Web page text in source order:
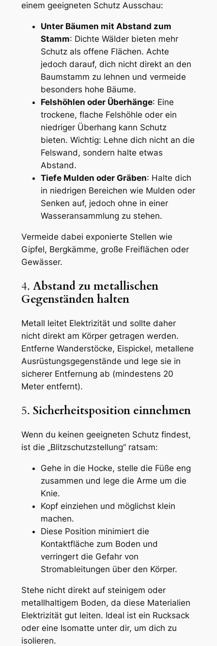
einem geeigneten Schutz Ausschau:
Unter Bäumen mit Abstand zum
Stamm: Dichte Wälder bieten mehr
Schutz als offene Flächen. Achte
jedoch darauf, dich nicht direkt an den
Baumstamm zu lehnen und vermeide
besonders hohe Bäume.
Felshöhlen oder Überhänge: Eine
trockene, flache Felshöhle oder ein
niedriger Überhang kann Schutz
bieten. Wichtig: Lehne dich nicht an die
Felswand, sondern halte etwas
Abstand.
Tiefe Mulden oder Gräben: Halte dich
in niedrigen Bereichen wie Mulden oder
Senken auf, jedoch ohne in einer
Wasseransammlung zu stehen.
Vermeide dabei exponierte Stellen wie
Gipfel, Bergkämme, große Freiflächen oder
Gewässer.
4. Abstand zu metallischen
Gegenständen halten
Metall leitet Elektrizität und sollte daher
nicht direkt am Körper getragen werden.
Entferne Wanderstöcke, Eispickel, metallene
Ausrüstungsgegenstände und lege sie in
sicherer Entfernung ab (mindestens 20
Meter entfernt).
5. Sicherheitsposition einnehmen
Wenn du keinen geeigneten Schutz findest,
ist die „Blitzschutzstellung“ ratsam:
Gehe in die Hocke, stelle die Füße eng
zusammen und lege die Arme um die
Knie.
Kopf einziehen und möglichst klein
machen.
Diese Position minimiert die
Kontaktfläche zum Boden und
verringert die Gefahr von
Stromableitungen über den Körper.
Stehe nicht direkt auf steinigem oder
metallhaltigem Boden, da diese Materialien
Elektrizität gut leiten. Ideal ist ein Rucksack
oder eine Isomatte unter dir, um dich zu
isolieren.